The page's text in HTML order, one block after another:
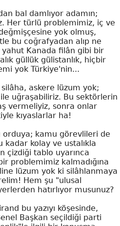
bal damlıyor adamın;
Her türlü problemimiz, iç ve
yok olmuş,
bu coğrafyadan alıp ne
Kanada filân gibi bir
güllük gülistanlık, hiçbir
yok Türkiye'nin...
silâha, askere lüzum yok;
uğraşabiliriz. Bu sektörlerin
vermeliyiz, sonra onlar
kıyaslarlar ha!
orduya; kamu görevlileri de
kadar kolay ve ustalıkla
çizdiği tablo uyarınca
problemimiz kalmadığına
lüzum yok ki silâhlanmaya
Hem şu "ulusal
hatırlıyor musunuz?
bu yazıyı köşesinde,
Başkan seçildiği parti